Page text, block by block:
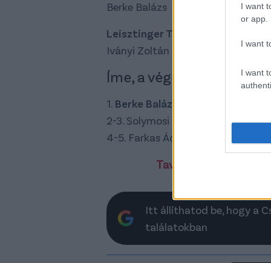
I want
or app.
I want
I want
Berke Balázs
Leisztinger Tamás (a DVTK
Iványi Zoltán
Íme, a végeredmény:
1. Berke Balázs
2-3. Solymosi Péter, Iványi Zoltán
4-5. Farkas Ádám, Káprály Mihály
Tavaly ez volt a
Itt állíthatod be, hogy a
találatokban